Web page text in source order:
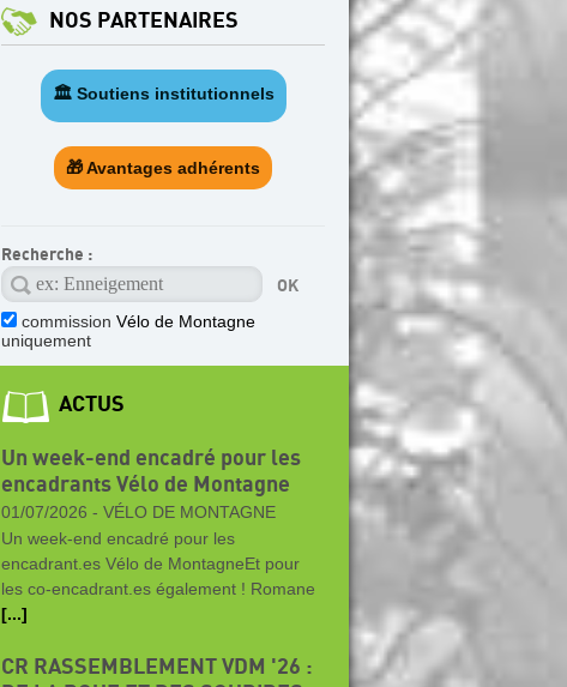
NOS PARTENAIRES
🏛️ Soutiens institutionnels
🎁 Avantages adhérents
Recherche :
commission Vélo de Montagne
uniquement
ACTUS
Un week-end encadré pour les
encadrants Vélo de Montagne
01/07/2026 - VÉLO DE MONTAGNE
Un week-end encadré pour les
encadrant.es Vélo de MontagneEt pour
les co-encadrant.es également ! Romane
[...]
CR RASSEMBLEMENT VDM '26 :